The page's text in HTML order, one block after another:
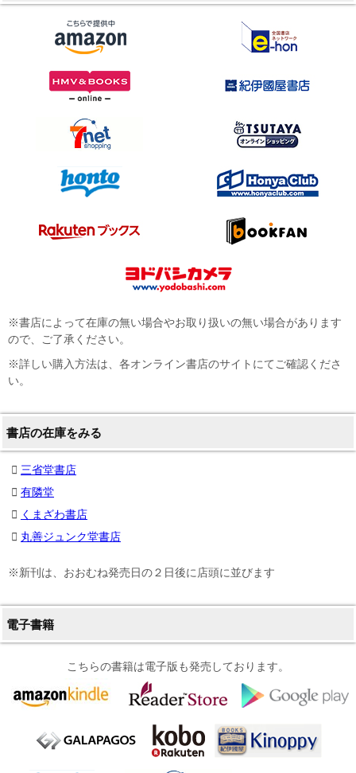
※書店によって在庫の無い場合やお取り扱いの無い場合があります
ので、ご了承ください。
※詳しい購入方法は、各オンライン書店のサイトにてご確認くださ
い。
書店の在庫をみる
三省堂書店
有隣堂
くまざわ書店
丸善ジュンク堂書店
※新刊は、おおむね発売日の２日後に店頭に並びます
電子書籍
こちらの書籍は電子版も発売しております。